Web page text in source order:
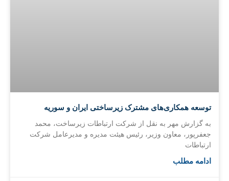
توسعه همکاری‌های مشترک زیرساختی ایران و سوریه
به گزارش مهر به نقل از شرکت ارتباطات زیرساخت، محمد
جعفرپور، معاون وزیر، رئیس هیئت مدیره و مدیرعامل شرکت
ارتباطات
ادامه مطلب